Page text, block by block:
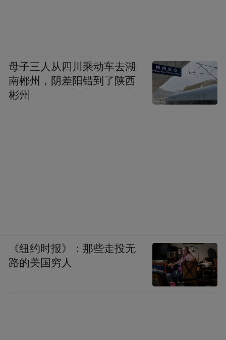
母子三人从四川乘动车去湖
南郴州，阴差阳错到了陕西
彬州
《纽约时报》：那些走投无
路的美国穷人